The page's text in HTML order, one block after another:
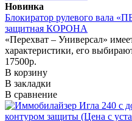
Новинка
Блокиратор рулевого
защитная КОРОНА
«Перехват – Универсал»
характеристики, его
17500р.
В корзину
В закладки
В сравнение